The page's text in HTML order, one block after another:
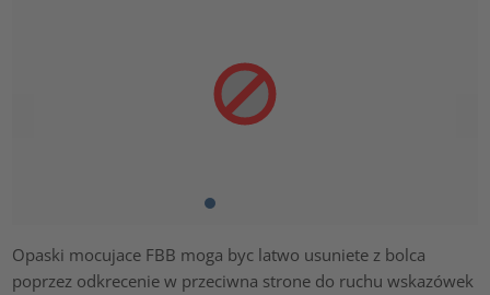
Opaski mocujace FBB moga byc latwo usuniete z bolca
poprzez odkrecenie w przeciwna strone do ruchu wskazówek